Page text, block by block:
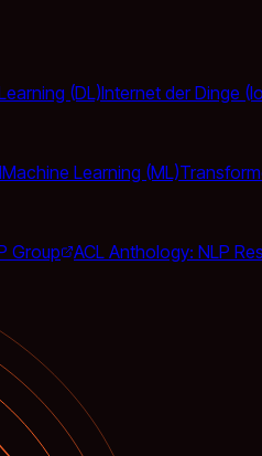
(DL)Internet der Dinge
Machine Learning (ML)
Group
ACL Anthology: NLP